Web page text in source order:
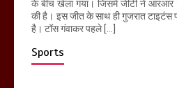
के बीच खेला गया। जिसमें जीटी ने आरआर
की है। इस जीत के साथ ही गुजरात टाइटंस
है। टॉस गंवाकर पहले […]
Sports